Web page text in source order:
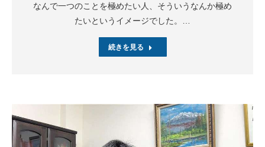
なんで一つのことを極めたい人、そういうなんか極め
たいというイメージでした。…
続きを見る